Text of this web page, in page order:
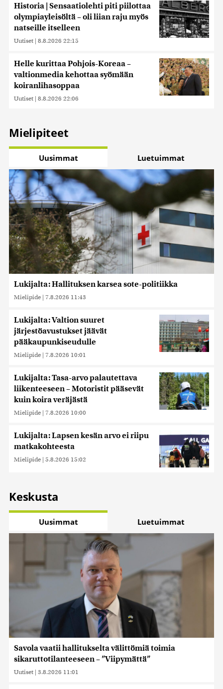
Historia | Sensaatiolehti piti piilottaa
olympiayleisöltä – oli liian raju myös
natseille itselleen
Uutiset | 8.8.2026 22:15
Helle kurittaa Pohjois-Koreaa –
valtionmedia kehottaa syömään
koiranlihasoppaa
Uutiset | 8.8.2026 22:06
Mielipiteet
Uusimmat Luetuimmat
Lukijalta: Hallituksen karsea sote-politiikka
Mielipide | 7.8.2026 11:43
Lukijalta: Valtion suuret
järjestöavustukset jäävät
pääkaupunkiseudulle
Mielipide | 7.8.2026 10:01
Lukijalta: Tasa-arvo palautettava
liikenteeseen – Motoristit pääsevät
kuin koira veräjästä
Mielipide | 7.8.2026 10:00
Lukijalta: Lapsen kesän arvo ei riipu
matkakohteesta
Mielipide | 5.8.2026 15:02
Keskusta
Uusimmat Luetuimmat
Savola vaatii hallitukselta välittömiä toimia
sikaruttotilanteeseen – ”Viipymättä”
Uutiset | 3.8.2026 11:01